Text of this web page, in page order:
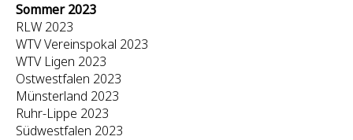
Sommer 2023
RLW 2023
WTV Vereinspokal 2023
WTV Ligen 2023
Ostwestfalen 2023
Münsterland 2023
Ruhr-Lippe 2023
Südwestfalen 2023